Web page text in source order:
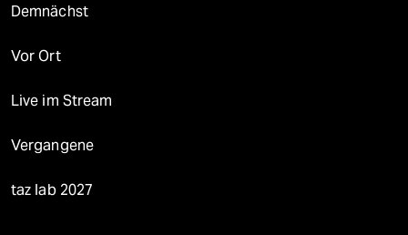
Demnächst
Vor Ort
Live im Stream
Vergangene
taz lab 2027